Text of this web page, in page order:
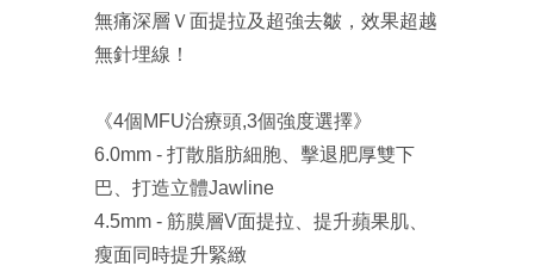
無痛深層Ｖ面提拉及超強去皺，效果超越
無針埋線！
《4個MFU治療頭,3個強度選擇》
6.0mm - 打散脂肪細胞、擊退肥厚雙下
巴、打造立體Jawline
4.5mm - 筋膜層V面提拉、提升蘋果肌、
瘦面同時提升緊緻